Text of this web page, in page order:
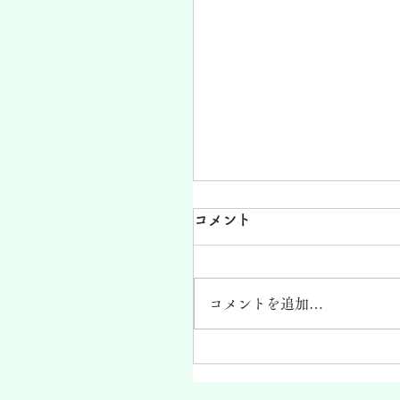
日本酒ひらりん発売日決
コメント
コメントを追加…